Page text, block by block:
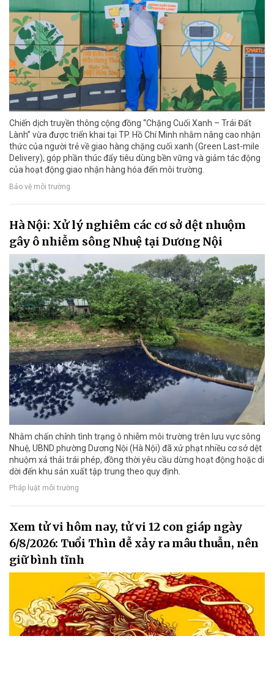
Chiến dịch truyền thông cộng đồng “Chặng Cuối Xanh – Trái Đất
Lành” vừa được triển khai tại TP. Hồ Chí Minh nhằm nâng cao nhận
thức của người trẻ về giao hàng chặng cuối xanh (Green Last-mile
Delivery), góp phần thúc đẩy tiêu dùng bền vững và giảm tác động
của hoạt động giao nhận hàng hóa đến môi trường.
Bảo vệ môi trường
Hà Nội: Xử lý nghiêm các cơ sở dệt nhuộm
gây ô nhiễm sông Nhuệ tại Dương Nội
Nhằm chấn chỉnh tình trạng ô nhiễm môi trường trên lưu vực sông
Nhuệ, UBND phường Dương Nội (Hà Nội) đã xử phạt nhiều cơ sở dệt
nhuộm xả thải trái phép, đồng thời yêu cầu dừng hoạt động hoặc di
dời đến khu sản xuất tập trung theo quy định.
Pháp luật môi trường
Xem tử vi hôm nay, tử vi 12 con giáp ngày
6/8/2026: Tuổi Thìn dễ xảy ra mâu thuẫn, nên
giữ bình tĩnh